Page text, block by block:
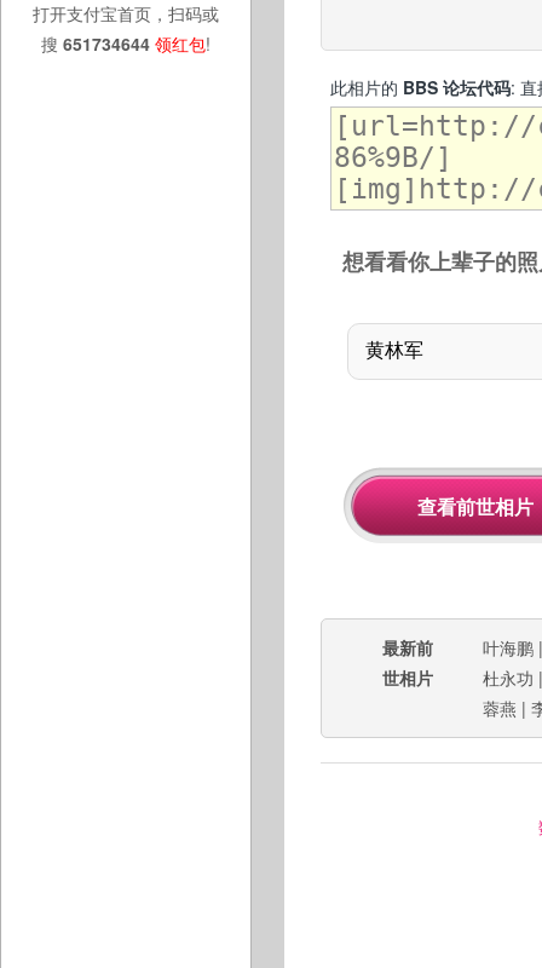
打开支付宝首页，扫码或
搜 651734644 领红包!
此相片的 BBS 论坛代码: 直
想看看你上辈子的
最新前
世相片
叶海鹏
杜永功
蓉燕 |